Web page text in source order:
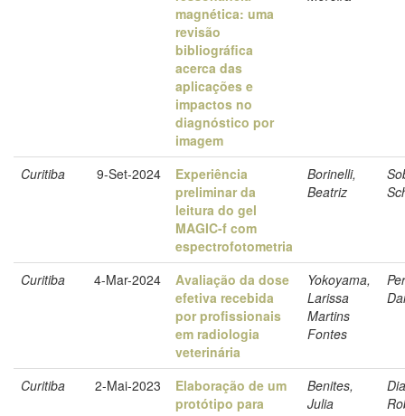
magnética: uma
revisão
bibliográfica
acerca das
aplicações e
impactos no
diagnóstico por
imagem
Curitiba 9-Set-2024
Experiência
preliminar da
leitura do gel
MAGIC-f com
espectrofotometria
Borinelli,
Beatriz
Curitiba 4-Mar-2024
Avaliação da dose
efetiva recebida
por profissionais
em radiologia
veterinária
Yokoyama,
Larissa
Martins
Fontes
Curitiba 2-Mai-2023
Elaboração de um
protótipo para
Benites,
Julia